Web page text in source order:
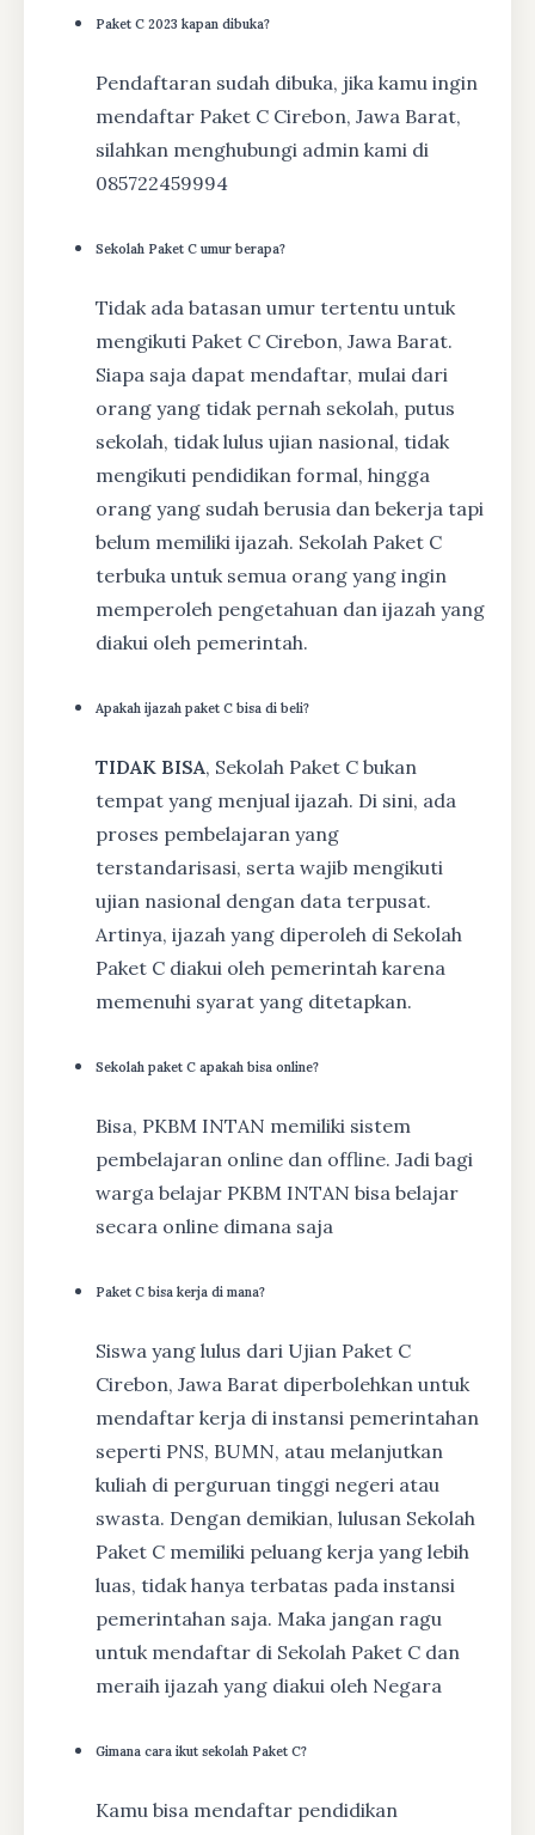
Paket C 2023 kapan dibuka?
Pendaftaran sudah dibuka, jika kamu ingin
mendaftar Paket C Cirebon, Jawa Barat,
silahkan menghubungi admin kami di
085722459994
Sekolah Paket C umur berapa?
Tidak ada batasan umur tertentu untuk
mengikuti Paket C Cirebon, Jawa Barat.
Siapa saja dapat mendaftar, mulai dari
orang yang tidak pernah sekolah, putus
sekolah, tidak lulus ujian nasional, tidak
mengikuti pendidikan formal, hingga
orang yang sudah berusia dan bekerja tapi
belum memiliki ijazah. Sekolah Paket C
terbuka untuk semua orang yang ingin
memperoleh pengetahuan dan ijazah yang
diakui oleh pemerintah.
Apakah ijazah paket C bisa di beli?
TIDAK BISA, Sekolah Paket C bukan
tempat yang menjual ijazah. Di sini, ada
proses pembelajaran yang
terstandarisasi, serta wajib mengikuti
ujian nasional dengan data terpusat.
Artinya, ijazah yang diperoleh di Sekolah
Paket C diakui oleh pemerintah karena
memenuhi syarat yang ditetapkan.
Sekolah paket C apakah bisa online?
Bisa, PKBM INTAN memiliki sistem
pembelajaran online dan offline. Jadi bagi
warga belajar PKBM INTAN bisa belajar
secara online dimana saja
Paket C bisa kerja di mana?
Siswa yang lulus dari Ujian Paket C
Cirebon, Jawa Barat diperbolehkan untuk
mendaftar kerja di instansi pemerintahan
seperti PNS, BUMN, atau melanjutkan
kuliah di perguruan tinggi negeri atau
swasta. Dengan demikian, lulusan Sekolah
Paket C memiliki peluang kerja yang lebih
luas, tidak hanya terbatas pada instansi
pemerintahan saja. Maka jangan ragu
untuk mendaftar di Sekolah Paket C dan
meraih ijazah yang diakui oleh Negara
Gimana cara ikut sekolah Paket C?
Kamu bisa mendaftar pendidikan